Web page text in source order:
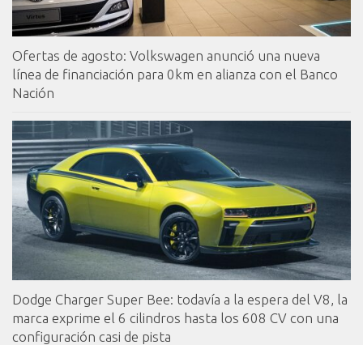
Ofertas de agosto: Volkswagen anunció una nueva
línea de financiación para 0km en alianza con el Banco
Nación
Dodge Charger Super Bee: todavía a la espera del V8, la
marca exprime el 6 cilindros hasta los 608 CV con una
configuración casi de pista